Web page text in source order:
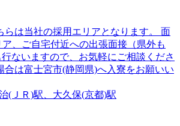
は当社の採用エリアとなります。 面
、ご自宅付近への出張面接（県外も
ないますので、お気軽にご相談くださ
は富士宮市(静岡県)へ入寮をお願いい
(ＪＲ)駅、大久保(京都)駅